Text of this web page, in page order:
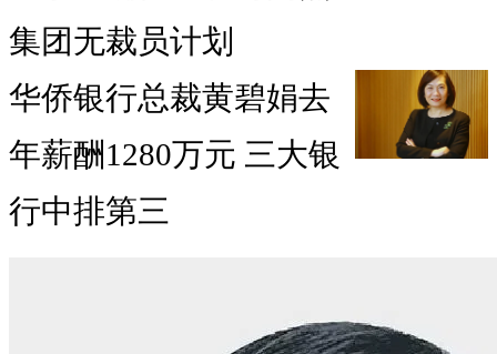
集团无裁员计划
华侨银行总裁黄碧娟去
年薪酬1280万元 三大银
行中排第三